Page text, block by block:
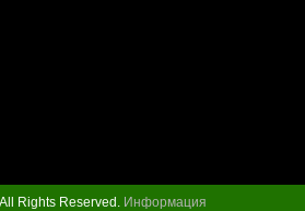
Rights Reserved. Информация